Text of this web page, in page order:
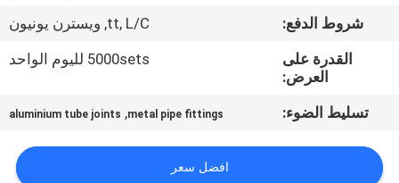
اطلب
اقتباس
خريطة
الموقع
شروط الدفع:
tt, L/C, ويسترن يونيون
القدرة على
العرض:
5000sets لليوم الواحد
تسليط الضوء: metal pipe fittings
,
aluminium tube joints
افضل سعر